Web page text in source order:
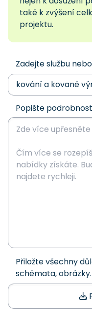
také k zvýšení
projektu.
Zadejte službu
Popište
Přiložte všechny
schémata, obrázky.